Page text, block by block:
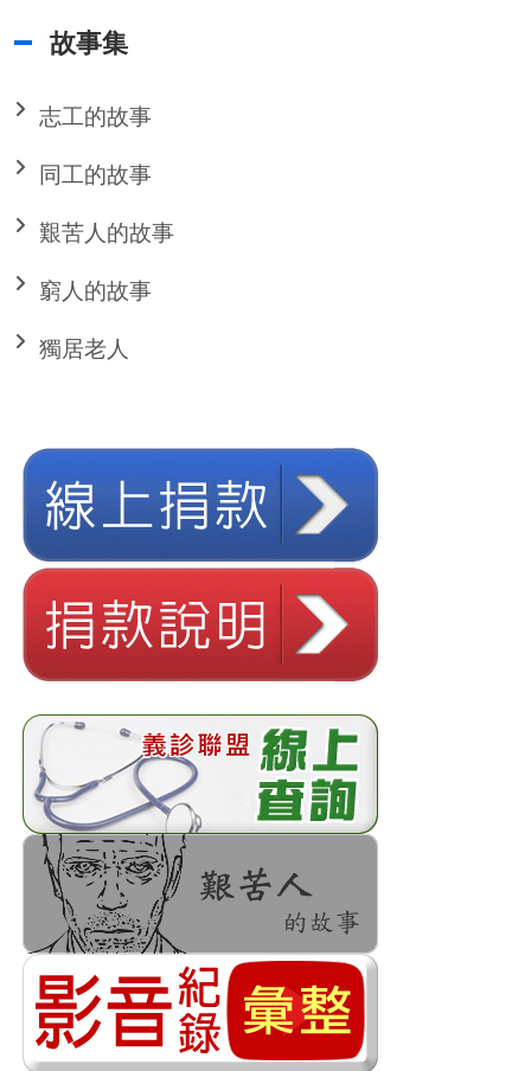
故事集
志工的故事
同工的故事
艱苦人的故事
窮人的故事
獨居老人